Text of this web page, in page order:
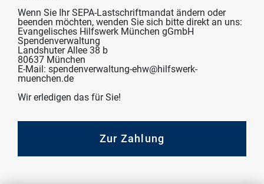
Wenn Sie Ihr SEPA-Lastschriftmandat ändern oder
beenden möchten, wenden Sie sich bitte direkt an uns:
Evangelisches Hilfswerk München gGmbH
Spendenverwaltung
Landshuter Allee 38 b
80637 München
E-Mail: spendenverwaltung-ehw@hilfswerk-
muenchen.de
Wir erledigen das für Sie!
Zur Zahlung